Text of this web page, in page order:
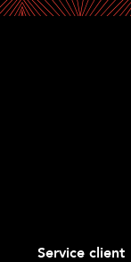
Service client